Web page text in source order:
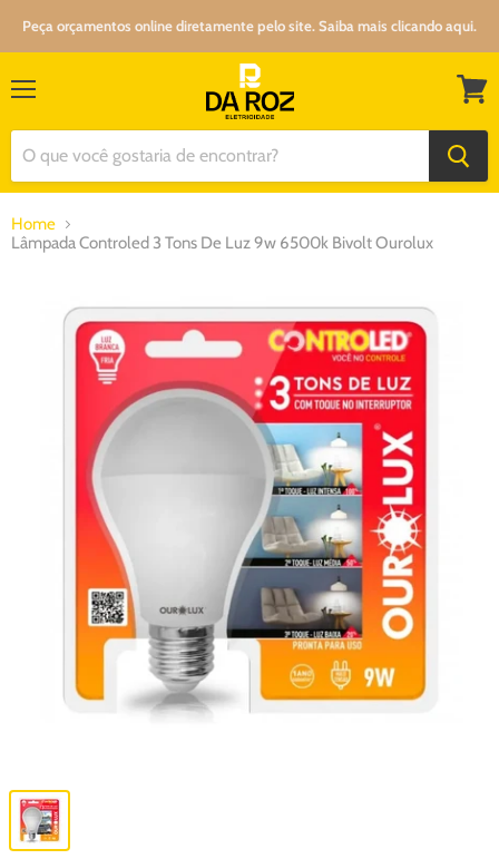
Peça orçamentos online diretamente pelo site. Saiba mais clicando aqui.
Home
Lâmpada Controled 3 Tons De Luz 9w 6500k Bivolt Ourolux